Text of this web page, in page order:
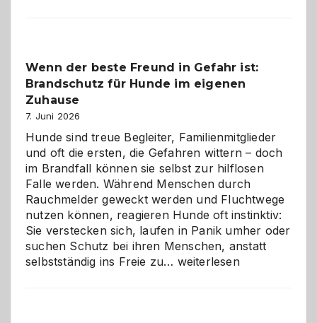
und
herzlich
Wenn der beste Freund in Gefahr ist:
Brandschutz für Hunde im eigenen
Zuhause
7. Juni 2026
Hunde sind treue Begleiter, Familienmitglieder
und oft die ersten, die Gefahren wittern – doch
im Brandfall können sie selbst zur hilflosen
Falle werden. Während Menschen durch
Rauchmelder geweckt werden und Fluchtwege
nutzen können, reagieren Hunde oft instinktiv:
Sie verstecken sich, laufen in Panik umher oder
suchen Schutz bei ihren Menschen, anstatt
selbstständig ins Freie zu… Wenn
weiterlesen